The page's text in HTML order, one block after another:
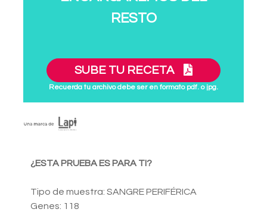
RESTO
SUBE TU RECETA
Recuerda tu archivo debe ser en formato pdf. o jpg.
¿ESTA PRUEBA ES PARA TI?
Tipo de muestra: SANGRE PERIFÉRICA
Genes: 118